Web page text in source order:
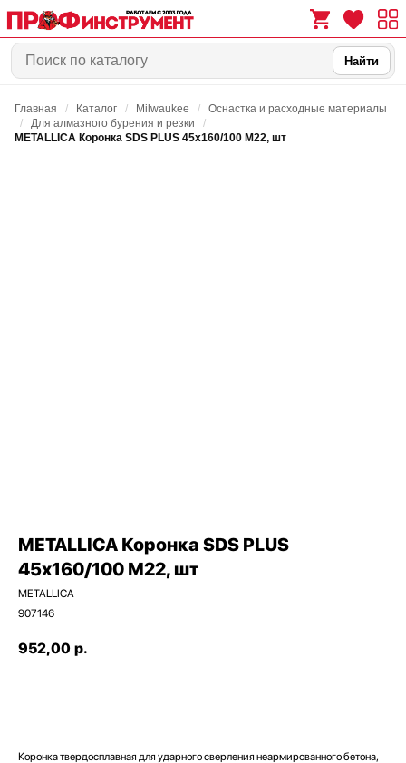
0
Найти
Главная / Каталог / Milwaukee /
Оснастка и расходные материалы
/
Для алмазного бурения и резки
/
METALLICA Коронка SDS PLUS 45х160/100 М22, шт
METALLICA Коронка SDS PLUS
45х160/100 М22, шт
METALLICA
907146
952,00 р.
Коронка твердосплавная для ударного сверления неармированного бетона,